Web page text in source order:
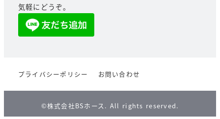
気軽にどうぞ。
プライバシーポリシー お問い合わせ
©︎株式会社BSホース. All rights reserved.